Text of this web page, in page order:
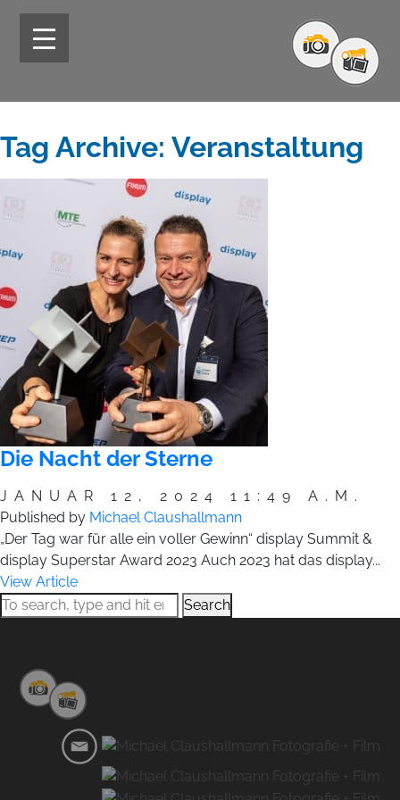
Tag Archive: Veranstaltung
Die Nacht der Sterne
JANUAR 12, 2024 11:49 A.M.
Published by Michael Claushallmann
„Der Tag war für alle ein voller Gewinn“ display Summit &
display Superstar Award 2023 Auch 2023 hat das display...
View Article
Search